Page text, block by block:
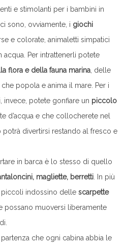
e stimolanti per i bambini in
sono, ovviamente, i giochi
e colorate, animaletti simpatici
acqua. Per intrattenerli potete
flora e della fauna marina , delle
popola e anima il mare. Per i
invece, potete gonfiare un piccolo
d’acqua e che collocherete nel
divertirsi restando al fresco e
in barca è lo stesso di quello
magliette, berretti . In più
indossino delle scarpette
possano muoversi liberamente
che ogni cabina abbia le